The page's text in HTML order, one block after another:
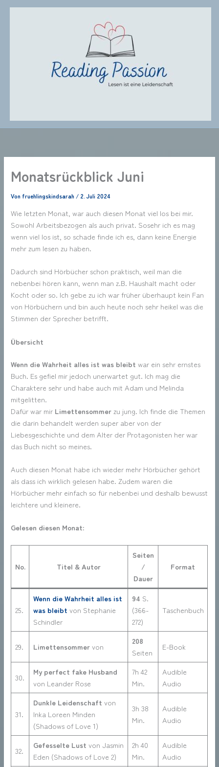
Zum
Monatsrückblick Juni
Von fruehlingskindsarah / 2. Juli 2024
Wie letzten Monat, war auch diesen Monat viel los bei mir.
Sowohl Arbeitsbezogen als auch privat. Sosehr ich es mag
wenn viel los ist, so schade finde ich es, dann keine Energie
mehr zum lesen zu haben.
Dadurch sind Hörbücher schon praktisch, weil man die
nebenbei hören kann, wenn man z.B. Haushalt macht oder
Kocht oder so. Ich gebe zu ich war früher überhaupt kein Fan
von Hörbüchern und bin auch heute noch sehr heikel was die
Stimmen der Sprecher betrifft.
Übersicht
Wenn die Wahrheit alles ist was bleibt war ein sehr ernstes
Buch. Es gefiel mir jedoch unerwartet gut. Ich mag die
Charaktere sehr und habe auch mit Adam und Melinda
mitgelitten.
Dafür war mir Limettensommer zu jung. Ich finde die Themen
die darin behandelt werden super aber von der
Liebesgeschichte und dem Alter der Protagonisten her war
das Buch nicht so meines.
Auch diesen Monat habe ich wieder mehr Hörbücher gehört
als dass ich wirklich gelesen habe. Zudem waren die
Hörbücher mehr einfach so für nebenbei und deshalb bewusst
leichtere und kleinere.
Gelesen diesen Monat:
No. Titel & Autor
Seiten
/
Dauer
Format
25.
Wenn die Wahrheit alles ist
was bleibt von Stephanie
Schindler
94 S.
(366-
272)
Taschenbuch
29. Limettensommervon
208
Seiten
E-Book
30.
My perfect fake Husband
von Leander Rose
7h 42
Min.
Audible
Audio
31.
Dunkle Leidenschaft von
Inka Loreen Minden
(Shadows of Love 1)
3h 38
Min.
Audible
Audio
32.
Gefesselte Lust von Jasmin
Eden (Shadows of Love 2)
2h 40
Min.
Audible
Audio